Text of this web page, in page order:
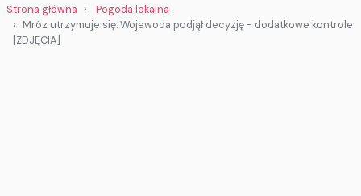
Strona główna
Pogoda lokalna
Mróz utrzymuje się. Wojewoda podjął decyzję - dodatkowe kontrole
[ZDJĘCIA]